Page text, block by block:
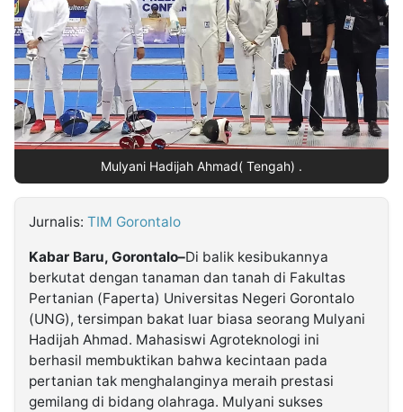
Insight
NTB
Suara
Time
Lens
IDN
Daily
Jogja
Jalan
Rakyat
Idealita
News
Kita
Notice
Dinamikapost.com
Radar
Baru
Seedbacklink
Follow
Kabarbaru
Kabarbaru.co
2026
Mulyani Hadijah Ahmad( Tengah) .
Jurnalis: TIM Gorontalo
Kabar Baru, Gorontalo–Di balik kesibukannya
berkutat dengan tanaman dan tanah di Fakultas
Pertanian (Faperta) Universitas Negeri Gorontalo
(UNG), tersimpan bakat luar biasa seorang Mulyani
Hadijah Ahmad. Mahasiswi Agroteknologi ini
berhasil membuktikan bahwa kecintaan pada
pertanian tak menghalanginya meraih prestasi
gemilang di bidang olahraga. Mulyani sukses